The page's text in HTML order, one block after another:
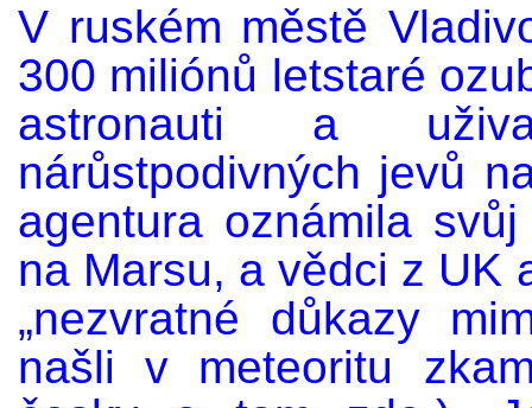
V ruském městě
300 miliónů letstaré
astronauti a
nárůstpodivných jevů
agentura oznámila
na Marsu, a vědci z UK
„nezvratné důkazy
našli v meteoritu